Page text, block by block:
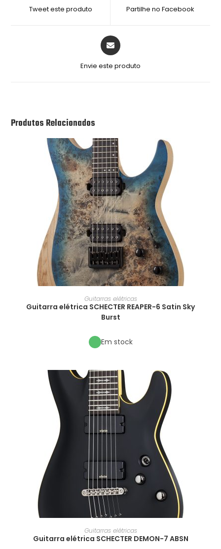
Tweet este produto Partilhe no Facebook
Envie este produto
Produtos Relacionados
Guitarras elétricas
Guitarra elétrica SCHECTER REAPER-6 Satin Sky
Burst
Em stock
Guitarras elétricas
Guitarra elétrica SCHECTER DEMON-7 ABSN